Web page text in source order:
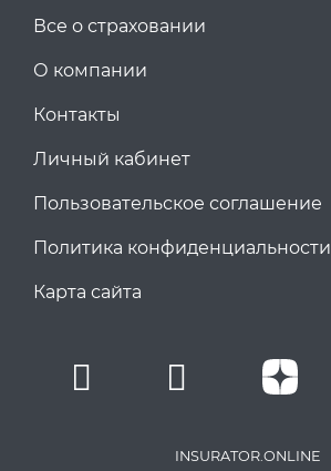
Все о страховании
О компании
Контакты
Личный кабинет
Пользовательское соглашение
Политика конфиденциальности
Карта сайта
INSURATOR.ONLINE